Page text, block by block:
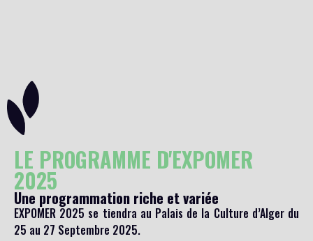
LE PROGRAMME D'EXPOMER
2025
Une programmation riche et variée
EXPOMER 2025 se tiendra au Palais de la Culture d’Alger du
25 au 27 Septembre 2025.